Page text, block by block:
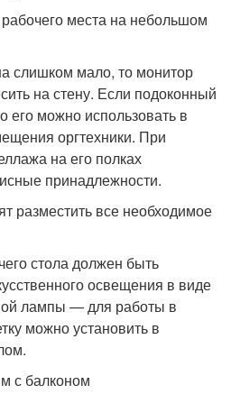
места на небольшом
слишком мало, то монитор
на стену. Если подоконный
его можно использовать в
оргтехники. При
на его полках
принадлежности.
разместить все необходимое
стола должен быть
освещения в виде
лампы — для работы в
можно установить в
с балконом